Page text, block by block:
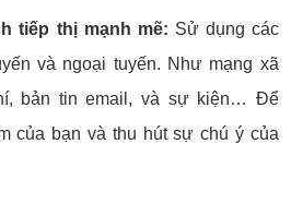
tiếp thị mạnh mẽ: Sử dụng các
và ngoại tuyến. Như mạng xã
bản tin email, và sự kiện… Để
của bạn và thu hút sự chú ý của